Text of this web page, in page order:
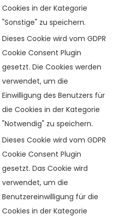
Cookies in der Kategorie
"Sonstige" zu speichern.
Dieses Cookie wird vom GDPR
Cookie Consent Plugin
gesetzt. Die Cookies werden
verwendet, um die
Einwilligung des Benutzers für
die Cookies in der Kategorie
"Notwendig" zu speichern.
Dieses Cookie wird vom GDPR
Cookie Consent Plugin
gesetzt. Das Cookie wird
verwendet, um die
Benutzereinwilligung für die
Cookies in der Kategorie